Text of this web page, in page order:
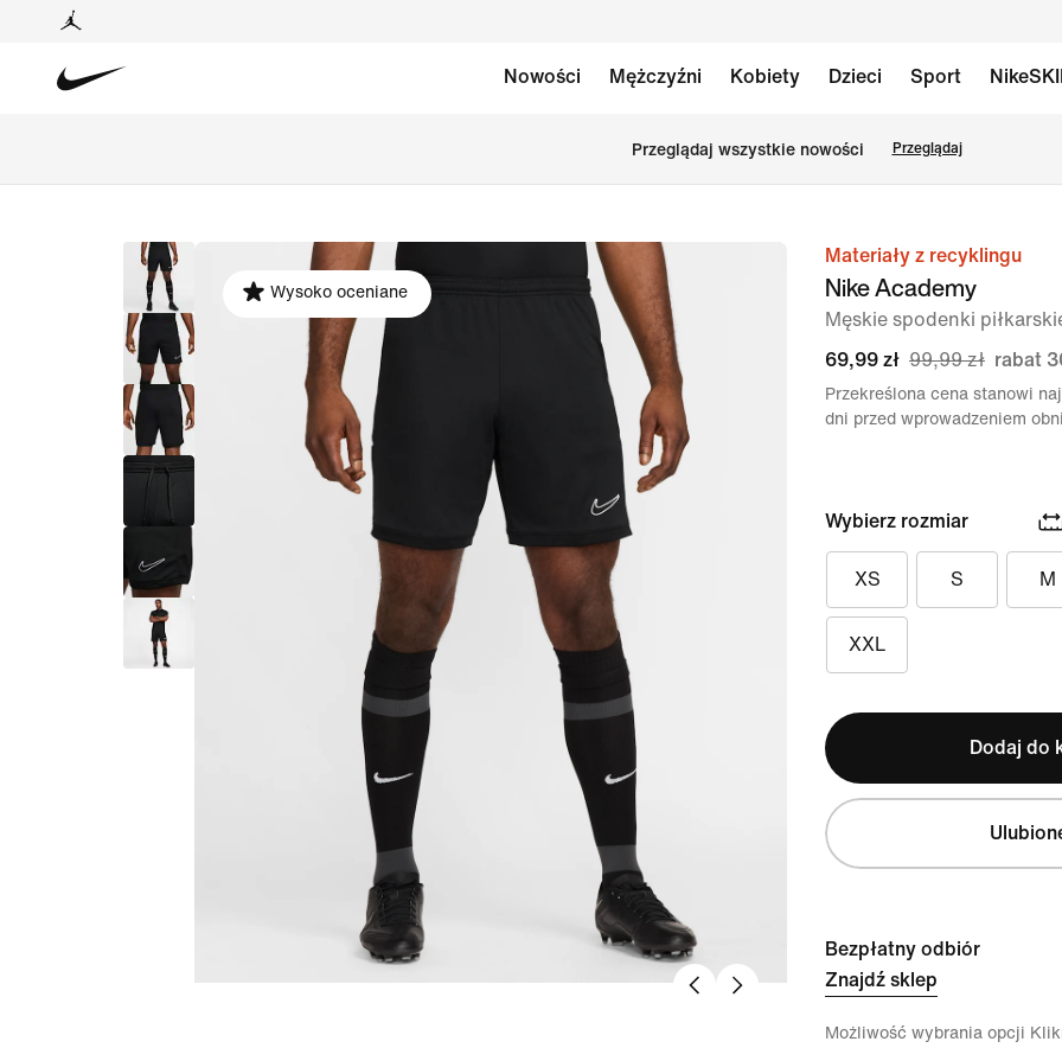
Nowości Mężczyźni Kobiety Dzieci Sport
Przeglądaj wszystkie nowości Przeglądaj
obraz
Wysoko oceniane
Materiały z recyklingu
Nike Academy
Męskie spodenki
69,99 zł 99,99 zł rabat
Przekreślona cena stanowi
dni przed wprowadzeniem
Wybierz rozmiar
XS S M
XXL
Dodaj do
Bezpłatny odbiór
Znajdź sklep
Możliwość wybrania opcji